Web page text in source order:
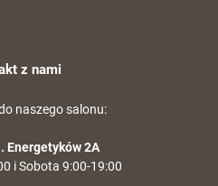
z nami
naszego salonu:
Energetyków 2A
i Sobota 9:00-19:00